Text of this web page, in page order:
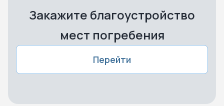
Закажите благоустройство
мест погребения
Перейти